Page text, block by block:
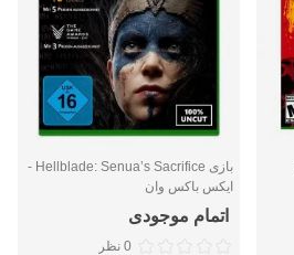
بازی Hellblade: Senua’s Sacrifice -
ایکس باکس وان
اتمام موجودی
0 نظر